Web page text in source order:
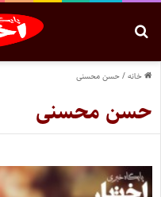
خانه/حسن محسنی
حسن محسنی